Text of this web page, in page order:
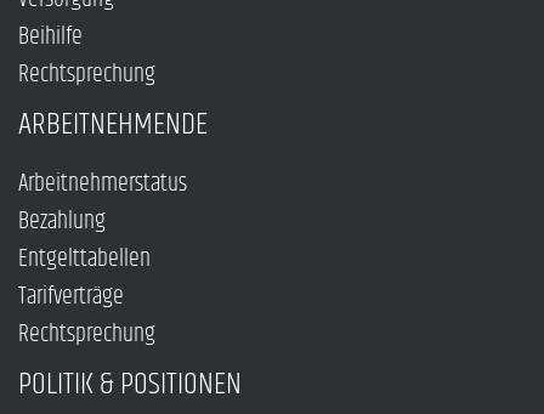
Beihilfe
Rechtsprechung
ARBEITNEHMENDE
Arbeitnehmerstatus
Bezahlung
Entgelttabellen
Tarifverträge
Rechtsprechung
POLITIK & POSITIONEN